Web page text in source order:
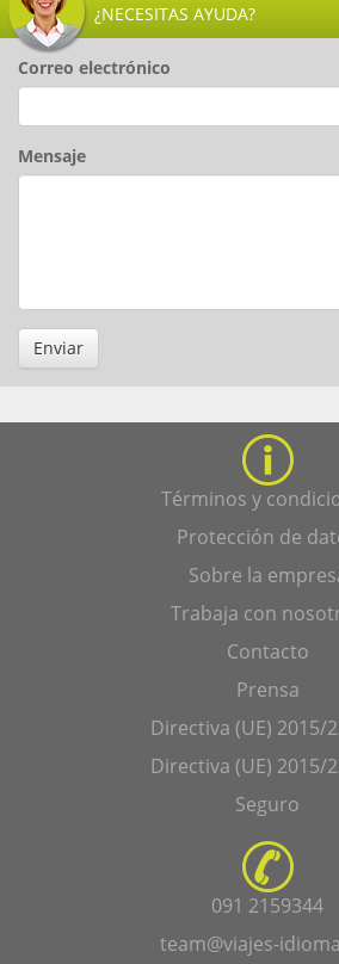
¿NECESITAS AYUDA?
Correo electrónico
Mensaje
Enviar
Términos y
Protección de
Sobre la
Trabaja con
Contacto
Prensa
Directiva (UE) 2015/
Directiva (UE) 2015/
Seguro
091 2159344
team@viajes-